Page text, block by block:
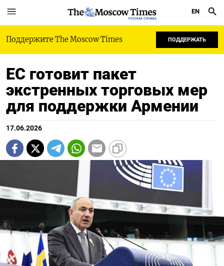
РУССКАЯ СЛУЖБА
EN
Поддержите The Moscow Times ПОДДЕРЖАТЬ
ЕС готовит пакет
экстренных торговых мер
для поддержки Армении
17.06.2026